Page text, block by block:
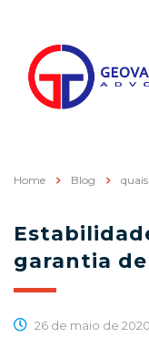
Home Blog
garantia
26 de maio de 2020